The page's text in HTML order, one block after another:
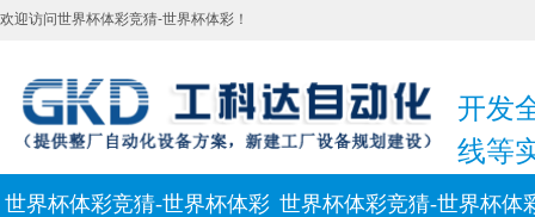
世界杯体彩竞猜-世界杯体彩 世界杯体彩竞猜-世界杯体
欢迎访问世界杯体彩竞猜-世界杯体彩！
开发
线等